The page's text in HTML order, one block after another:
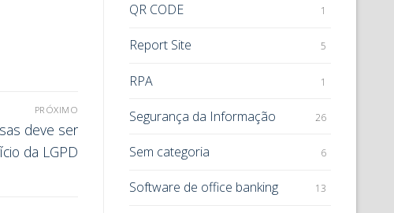
PRÓXIMO
deve ser
da LGPD
QR CODE 1
Report Site 5
RPA 1
Segurança da Informação 26
Sem categoria 6
Software de office banking 13